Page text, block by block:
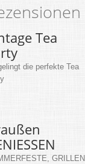
Tea
die perfekte Tea
GRILLEN